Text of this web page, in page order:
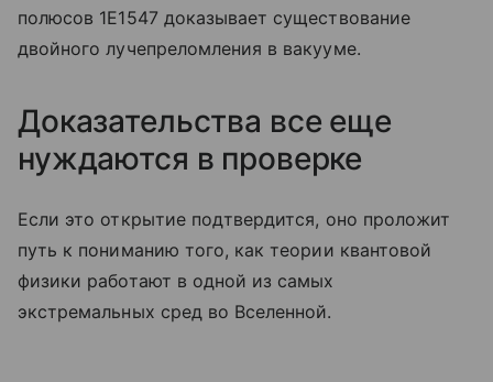
полюсов 1E1547 доказывает существование
двойного лучепреломления в вакууме.
Доказательства все еще
нуждаются в проверке
Если это открытие подтвердится, оно проложит
путь к пониманию того, как теории квантовой
физики работают в одной из самых
экстремальных сред во Вселенной.